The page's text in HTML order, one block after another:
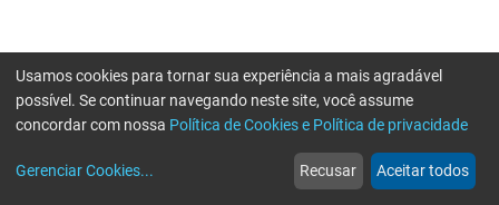
web
Notícias
more_horiz
Mais
Usamos cookies para tornar sua experiência a mais agradável
possível. Se continuar navegando neste site, você assume
concordar com nossa Política de Cookies e Política de privacidade
Gerenciar Cookies... Recusar Aceitar todos
Erro ao enviar informações, por favor tente novamente